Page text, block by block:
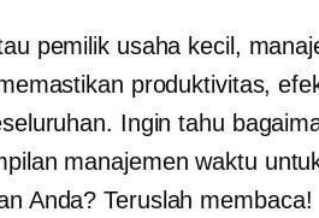
pemilik usaha kecil,
produktivitas,
Ingin tahu
manajemen waktu
Anda? Teruslah membaca!